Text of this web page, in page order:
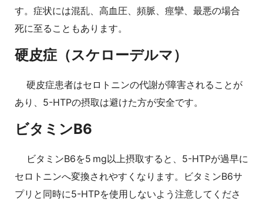
す。症状には混乱、高血圧、頻脈、痙攣、最悪の場合
死に至ることもあります。
硬皮症（スケローデルマ）
硬皮症患者はセロトニンの代謝が障害されることが
あり、5-HTPの摂取は避けた方が安全です。
ビタミンB6
ビタミンB6を5 mg以上摂取すると、5-HTPが過早に
セロトニンへ変換されやすくなります。ビタミンB6サ
プリと同時に5-HTPを使用しないよう注意してくださ